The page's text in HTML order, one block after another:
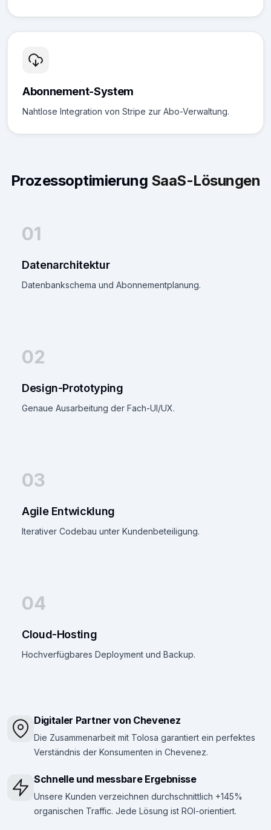
Abonnement-System
Nahtlose Integration von Stripe zur Abo-Verwaltung.
Prozessoptimierung SaaS-Lösungen
01
Datenarchitektur
Datenbankschema und Abonnementplanung.
02
Design-Prototyping
Genaue Ausarbeitung der Fach-UI/UX.
03
Agile Entwicklung
Iterativer Codebau unter Kundenbeteiligung.
04
Cloud-Hosting
Hochverfügbares Deployment und Backup.
Digitaler Partner von Chevenez
Die Zusammenarbeit mit Tolosa garantiert ein perfektes
Verständnis der Konsumenten in Chevenez.
Schnelle und messbare Ergebnisse
Unsere Kunden verzeichnen durchschnittlich +145%
organischen Traffic. Jede Lösung ist ROI-orientiert.